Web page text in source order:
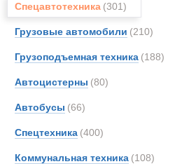
Спецавтотехника (301)
Грузовые автомобили (210)
Грузоподъемная техника (188)
Автоцистерны (80)
Автобусы (66)
Спецтехника (400)
Коммунальная техника (108)